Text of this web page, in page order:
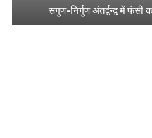
सगुण-निर्गुण अंतर्द्वन्द्व में फंसी